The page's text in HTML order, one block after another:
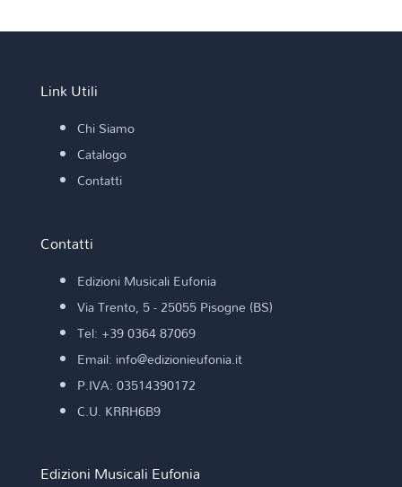
Link Utili
Chi Siamo
Catalogo
Contatti
Contatti
Edizioni Musicali Eufonia
Via Trento, 5 - 25055 Pisogne (BS)
Tel: +39 0364 87069
Email: info@edizionieufonia.it
P.IVA: 03514390172
C.U. KRRH6B9
Edizioni Musicali Eufonia